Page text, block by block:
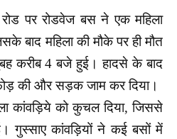
रोड पर रोडवेज बस ने एक महिला
बाद महिला की मौके पर ही मौत
करीब 4 बजे हुई। हादसे के बाद
की और सड़क जाम कर दिया।
कांवड़िये को कुचल दिया, जिससे
गुस्साए कांवड़ियों ने कई बसों में